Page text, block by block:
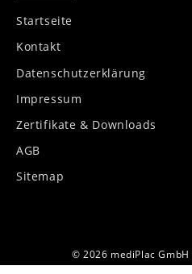
Startseite
Kontakt
Datenschutzerklärung
Impressum
Zertifikate & Downloads
AGB
Sitemap
© 2026 mediPlac